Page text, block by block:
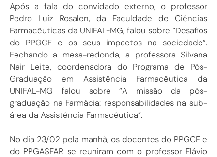
Após a fala do convidado externo, o professor
Pedro Luiz Rosalen, da Faculdade de Ciências
Farmacêuticas da UNIFAL-MG, falou sobre “Desafios
do PPGCF e os seus impactos na sociedade”.
Fechando a mesa-redonda, a professora Silvana
Nair Leite, coordenadora do Programa de Pós-
Graduação em Assistência Farmacêutica da
UNIFAL-MG falou sobre “A missão da pós-
graduação na Farmácia: responsabilidades na sub-
área da Assistência Farmacêutica”.
No dia 23/02 pela manhã, os docentes do PPGCF e
do PPGASFAR se reuniram com o professor Flávio